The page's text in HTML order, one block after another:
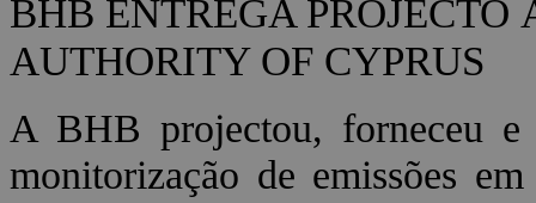
BHB ENTREGA
AUTHORITY OF CYPRUS
A BHB projectou, forneceu e
monitorização de emissões